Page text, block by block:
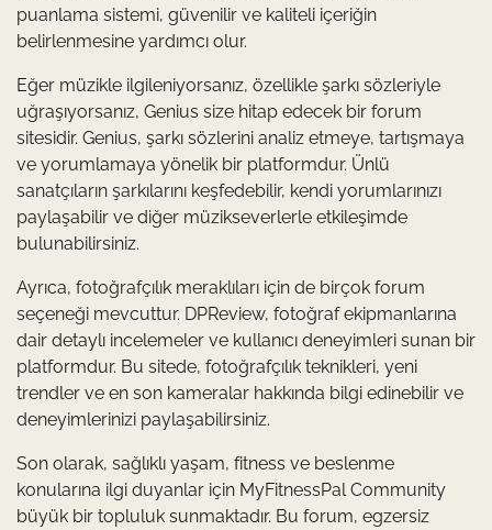
puanlama sistemi, güvenilir ve kaliteli içeriğin
belirlenmesine yardımcı olur.
Eğer müzikle ilgileniyorsanız, özellikle şarkı sözleriyle
uğraşıyorsanız, Genius size hitap edecek bir forum
sitesidir. Genius, şarkı sözlerini analiz etmeye, tartışmaya
ve yorumlamaya yönelik bir platformdur. Ünlü
sanatçıların şarkılarını keşfedebilir, kendi yorumlarınızı
paylaşabilir ve diğer müzikseverlerle etkileşimde
bulunabilirsiniz.
Ayrıca, fotoğrafçılık meraklıları için de birçok forum
seçeneği mevcuttur. DPReview, fotoğraf ekipmanlarına
dair detaylı incelemeler ve kullanıcı deneyimleri sunan bir
platformdur. Bu sitede, fotoğrafçılık teknikleri, yeni
trendler ve en son kameralar hakkında bilgi edinebilir ve
deneyimlerinizi paylaşabilirsiniz.
Son olarak, sağlıklı yaşam, fitness ve beslenme
konularına ilgi duyanlar için MyFitnessPal Community
büyük bir topluluk sunmaktadır. Bu forum, egzersiz